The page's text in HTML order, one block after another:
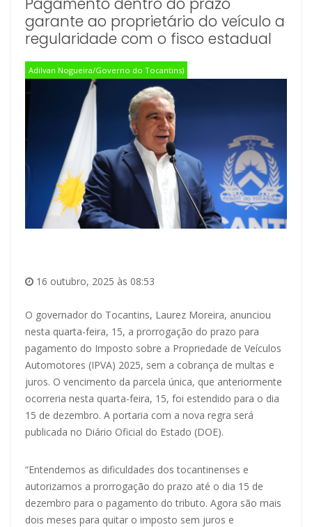
garante ao proprietário do veículo a
regularidade com o fisco estadual
Adilvan Nogueira/Governo do Tocantins)
16 outubro, 2025 às 08:53
O governador do Tocantins, Laurez Moreira, anunciou
nesta quarta-feira, 15, a prorrogação do prazo para
pagamento do Imposto sobre a Propriedade de Veículos
Automotores (IPVA) 2025, sem a cobrança de multas e
juros. O vencimento da parcela única, que anteriormente
ocorreria nesta quarta-feira, 15, foi estendido para o dia
15 de dezembro. A portaria com a nova regra será
publicada no Diário Oficial do Estado (DOE).
“Entendemos as dificuldades dos tocantinenses e
autorizamos a prorrogação do prazo até o dia 15 de
dezembro para o pagamento do tributo. Agora são mais
dois meses para quitar o imposto sem juros e